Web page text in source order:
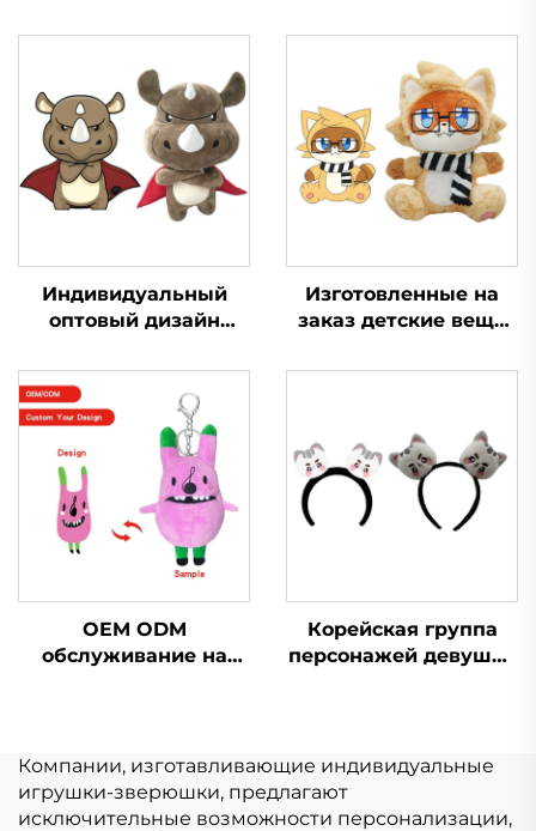
Индивидуальный
оптовый дизайн
Игрушка Плюшевый
Производство
Игрушки Мягкие
Игрушки Животное
Плюшевые на заказ
Изготовленные на
заказ детские вещи
плюшевые куклы
плюшевых игрушек
на заказ
OEM ODM
обслуживание на
брелок плюшевая
игрушка для
продвижения
Корейская группа
персонажей девушка
голову с животными
Компании, изготавливающие индивидуальные
игрушки-зверюшки, предлагают
исключительные возможности персонализации,